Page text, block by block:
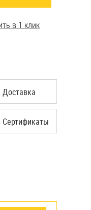
в 1 клик
Доставка
Сертификаты